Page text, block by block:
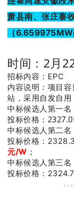
萧县南、张庄寨
（
时间：2月
招标内容：EPC
内容说明：项目
站，采用自发自用
中标候选人第一名
投标价格：
中标候选人第二名
投标价格：
元/W ；
中标候选人第三名
投标价格：